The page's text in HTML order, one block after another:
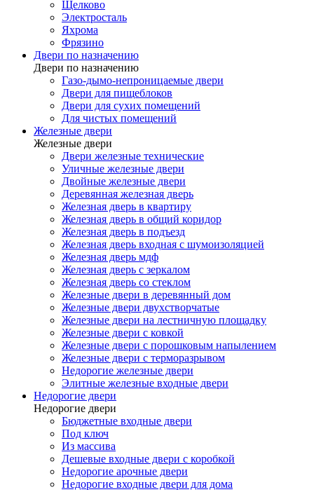
Щелково
Электросталь
Яхрома
Фрязино
Двери по назначению
Двери по назначению
Газо-дымо-непроницаемые двери
Двери для пищеблоков
Двери для сухих помещений
Для чистых помещений
Железные двери
Железные двери
Двери железные технические
Уличные железные двери
Двойные железные двери
Деревянная железная дверь
Железная дверь в квартиру
Железная дверь в общий коридор
Железная дверь в подъезд
Железная дверь входная с шумоизоляцией
Железная дверь мдф
Железная дверь с зеркалом
Железная дверь со стеклом
Железные двери в деревянный дом
Железные двери двухстворчатые
Железные двери на лестничную площадку
Железные двери с ковкой
Железные двери с порошковым напылением
Железные двери с терморазрывом
Недорогие железные двери
Элитные железные входные двери
Недорогие двери
Недорогие двери
Бюджетные входные двери
Под ключ
Из массива
Дешевые входные двери с коробкой
Недорогие арочные двери
Недорогие входные двери для дома